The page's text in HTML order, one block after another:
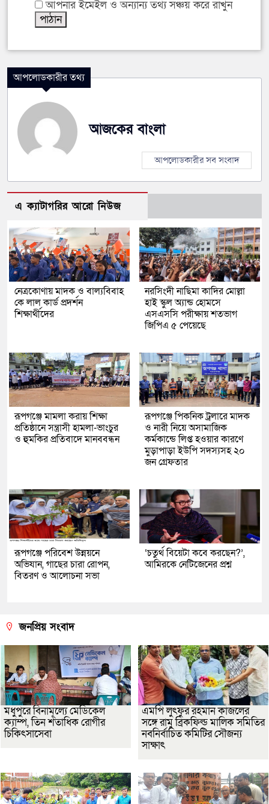
আপনার ইমেইল ও অন্যান্য তথ্য সঞ্চয় করে রাখুন
আপলোডকারীর তথ্য
আজকের বাংলা
আপলোডকারীর সব সংবাদ
এ ক্যাটাগরির আরো নিউজ
নেত্রকোণায় মাদক ও বাল্যবিবাহ
কে লাল কার্ড প্রদর্শন
শিক্ষার্থীদের
নরসিংদী নাছিমা কাদির মোল্লা
হাই স্কুল অ্যান্ড হোমসে
এসএসসি পরীক্ষায় শতভাগ
জিপিএ ৫ পেয়েছে
রূপগঞ্জে মামলা করায় শিক্ষা
প্রতিষ্ঠানে সন্ত্রাসী হামলা-ভাংচুর
ও হুমকির প্রতিবাদে মানববন্ধন
রূপগঞ্জে পিকনিক ট্রলারে মাদক
ও নারী নিয়ে অসামাজিক
কর্মকান্ডে লিপ্ত হওয়ার কারণে
মুড়াপাড়া ইউপি সদস্যসহ ২০
জন গ্রেফতার
রূপগঞ্জে পরিবেশ উন্নয়নে
অভিযান, গাছের চারা রোপন,
বিতরণ ও আলোচনা সভা
‘চতুর্থ বিয়েটা কবে করছেন?’,
আমিরকে নেটিজেনের প্রশ্ন
জনপ্রিয় সংবাদ
মধুপুরে বিনামূল্যে মেডিকেল
ক্যাম্প, তিন শতাধিক রোগীর
চিকিৎসাসেবা
এমপি লুৎফুর রহমান কাজলের
সঙ্গে রামু ব্রিকফিল্ড মালিক সমিতির
নবনির্বাচিত কমিটির সৌজন্য
সাক্ষাৎ